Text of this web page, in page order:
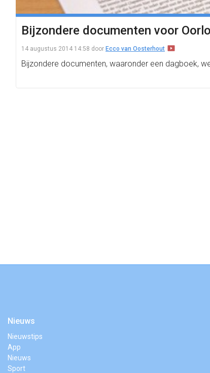
Bijzondere documenten voor
14 augustus 2014 14:58 door Ecco van Oosterhout
Bijzondere documenten, waaronder een dagboek,
Nieuws
Nieuwstips
App
Nieuws
Sport